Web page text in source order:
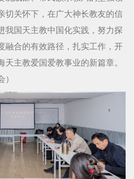
切关怀下，在广大神长教友的信
我国天主教中国化实践，努力探
融合的有效路径，扎实工作，开
主教爱国爱教事业的新篇章。